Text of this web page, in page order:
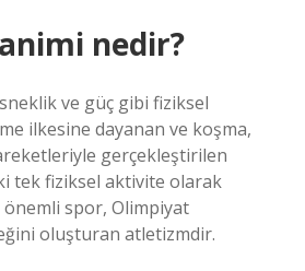
nedir?
ve güç gibi fiziksel
ilkesine dayanan ve koşma,
gerçekleştirilen
tek fiziksel aktivite olarak
önemli spor, Olimpiyat
oluşturan atletizmdir.